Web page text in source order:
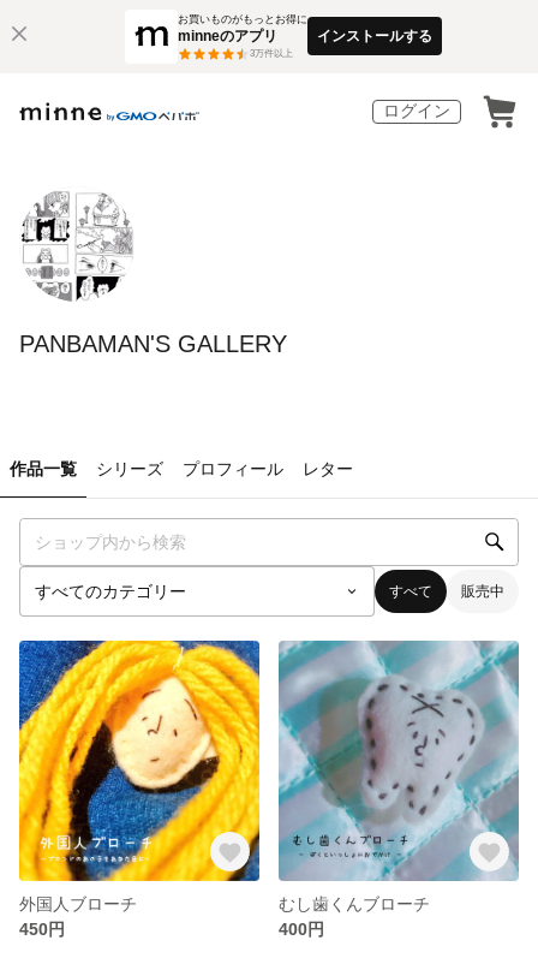
お買いものがもっとお得に
minneのアプリ
3万件以上
インストールする
ログイン
PANBAMAN'S GALLERY
作品一覧 シリーズ プロフィール レター
すべて 販売中
外国人ブローチ
450円
むし歯くんブローチ
400円